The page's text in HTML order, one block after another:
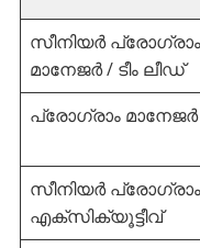
സീനിയർ പ്രോഗ്രാം
മാനേജർ / ടീം ലീഡ്
പ്രോഗ്രാം മാനേജർ
സീനിയർ പ്രോഗ്രാം
എക്സിക്യൂട്ടീവ്